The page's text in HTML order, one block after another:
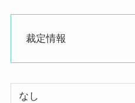
裁定情報
なし